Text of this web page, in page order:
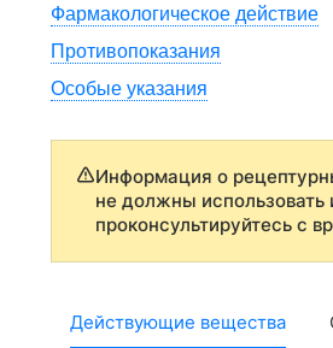
Фармакологическое действие
Противопоказания
Особые указания
Информация о
не должны
проконсультируйтесь с
Действующие вещества